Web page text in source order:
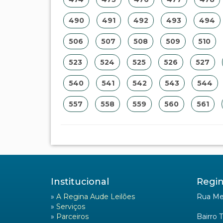
490 491 492 493 494
506 507 508 509 510
523 524 525 526 527
540 541 542 543 544
557 558 559 560 561
Institucional
» A Regina Aude Leilões
» Serviços
» Parceiros
Rua
Bairro